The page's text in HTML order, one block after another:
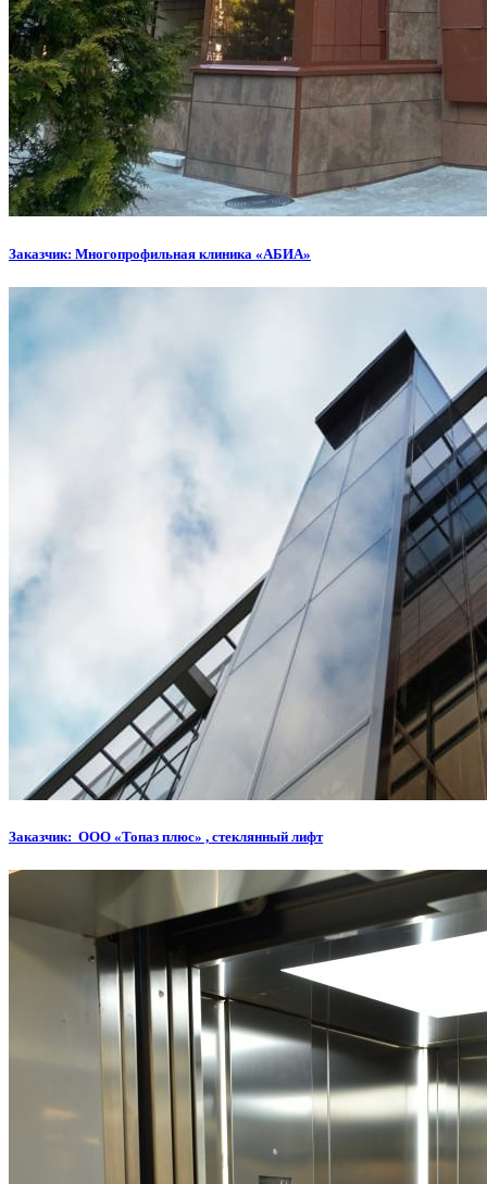
Заказчик: Многопрофильная клиника «АБИА»
Заказчик: ООО «Топаз плюс» , стеклянный лифт